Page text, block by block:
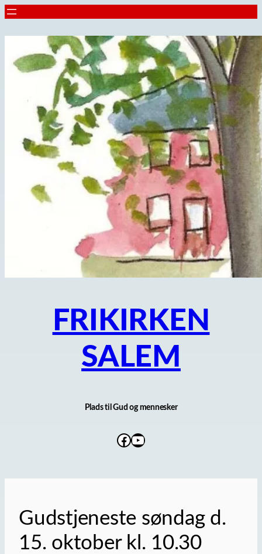
Spring
FRIKIRKEN
SALEM
Plads til Gud og mennesker
Facebook
YouTube
Gudstjeneste søndag d.
15. oktober kl. 10.30